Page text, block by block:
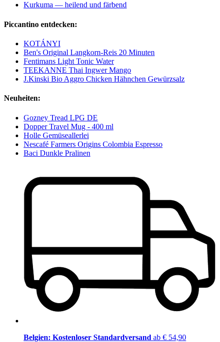
Kurkuma — heilend und färbend
Piccantino entdecken:
KOTÁNYI
Ben's Original Langkorn-Reis 20 Minuten
Fentimans Light Tonic Water
TEEKANNE Thai Ingwer Mango
J.Kinski Bio Aggro Chicken Hähnchen Gewürzsalz
Neuheiten:
Gozney Tread LPG DE
Dopper Travel Mug - 400 ml
Holle Gemüseallerlei
Nescafé Farmers Origins Colombia Espresso
Baci Dunkle Pralinen
Belgien: Kostenloser Standardversand ab € 54,90